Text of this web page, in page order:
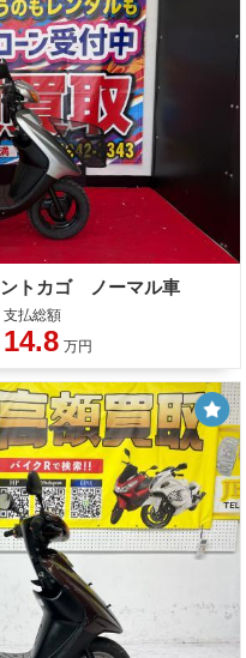
トカゴ ノーマル車
支払総額
14.8 万円